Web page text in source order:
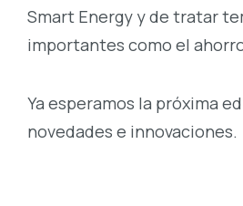
Smart Energy y de tratar
importantes como el
Ya esperamos la próxima
novedades e innovaciones.